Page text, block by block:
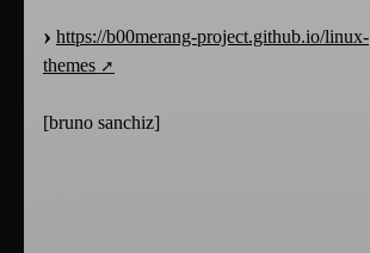
https://b00merang-project.github.io/linux-
themes
[bruno sanchiz]